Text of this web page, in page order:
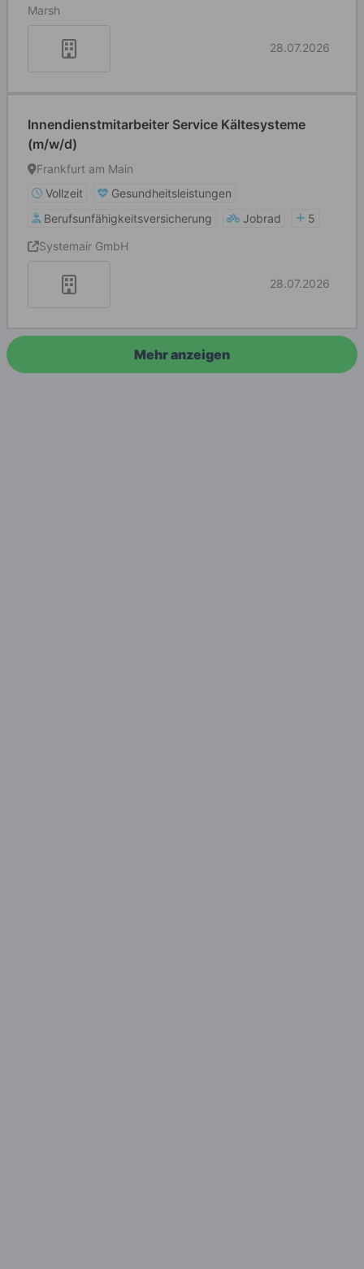
Marsh
28.07.2026
Innendienstmitarbeiter Service Kältesysteme
(m/w/d)
Frankfurt am Main
Vollzeit
Gesundheitsleistungen
Berufsunfähigkeitsversicherung
Jobrad
5
Systemair GmbH
28.07.2026
Mehr anzeigen